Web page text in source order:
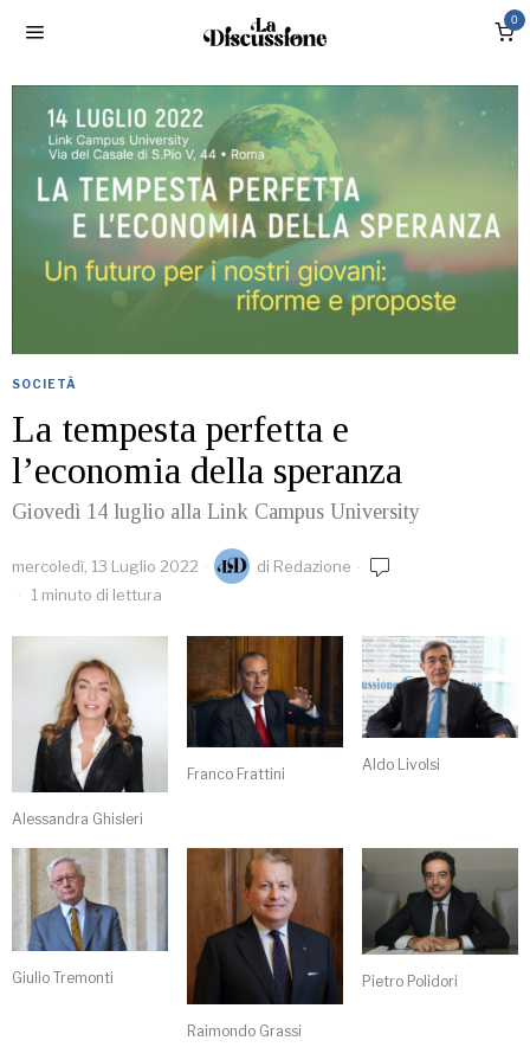
0
SOCIETÀ
La tempesta perfetta e
l’economia della speranza
Giovedì 14 luglio alla Link Campus University
mercoledì, 13 Luglio 2022 di Redazione
1 minuto di lettura
Alessandra Ghisleri
Franco Frattini
Aldo Livolsi
Giulio Tremonti
Raimondo Grassi
Pietro Polidori